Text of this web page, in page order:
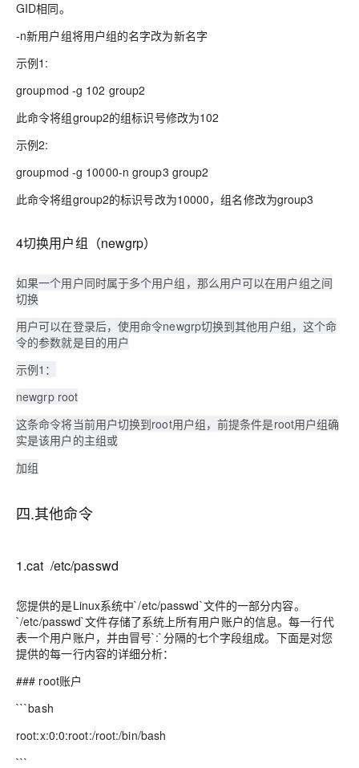
GID相同。
-n新用户组将用户组的名字改为新名字
示例1:
groupmod -g 102 group2
此命令将组group2的组标识号修改为102
示例2:
groupmod -g 10000-n group3 group2
此命令将组group2的标识号改为10000，组名修改为group3
4切换用户组（newgrp）
如果一个用户同时属于多个用户组，那么用户可以在用户组之间
切换
用户可以在登录后，使用命令newgrp切换到其他用户组，这个命
令的参数就是目的用户
示例1：
newgrp root
这条命令将当前用户切换到root用户组，前提条件是root用户组确
实是该用户的主组或
加组
四.其他命令
1.cat /etc/passwd
您提供的是Linux系统中`/etc/passwd`文件的一部分内容。
`/etc/passwd`文件存储了系统上所有用户账户的信息。每一行代
表一个用户账户，并由冒号`:`分隔的七个字段组成。下面是对您
提供的每一行内容的详细分析：
### root账户
```bash
root:x:0:0:root:/root:/bin/bash
```